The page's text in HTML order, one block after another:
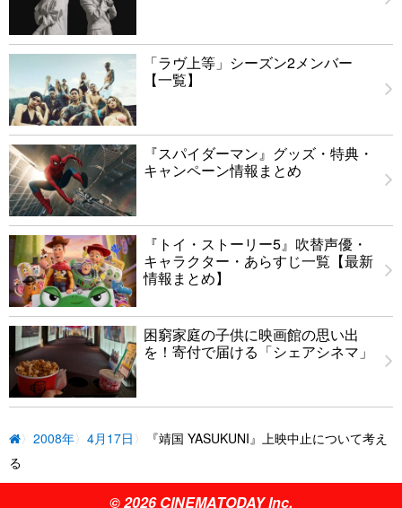
「ラヴ上等」シーズン2メンバー
【一覧】
『スパイダーマン』グッズ・特典・
キャンペーン情報まとめ
『トイ・ストーリー5』吹替声優・
キャラクター・あらすじ一覧【最新
情報まとめ】
困窮家庭の子供に映画館の思い出
を！寄付で届ける「シェアシネマ」
2008年 4月17日
『靖国 YASUKUNI』上映中止について考え
る
© 2026 CINEMATODAY Inc.